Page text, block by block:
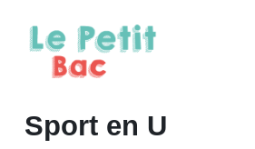
Sport en U